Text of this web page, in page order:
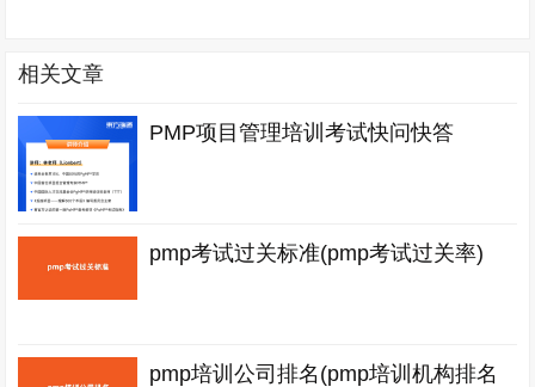
相关文章
PMP项目管理培训考试快问快答
pmp考试过关标准(pmp考试过关率)
pmp培训公司排名(pmp培训机构排名